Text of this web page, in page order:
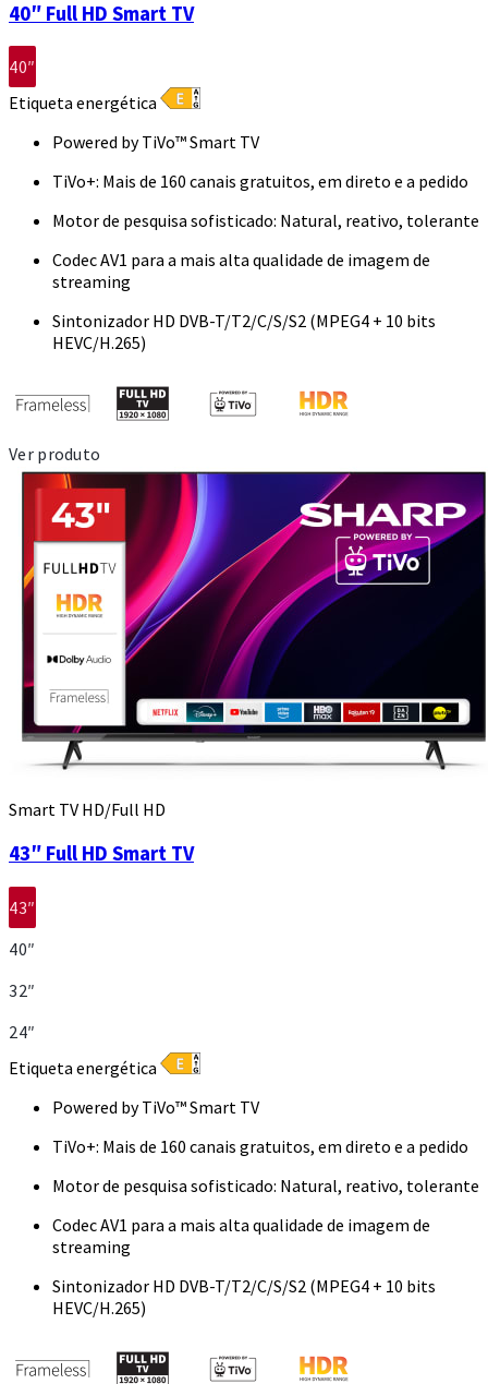
40″ Full HD Smart TV
40″
Etiqueta energética
Powered by TiVo™ Smart TV
TiVo+: Mais de 160 canais gratuitos, em direto e a pedido
Motor de pesquisa sofisticado: Natural, reativo, tolerante
Codec AV1 para a mais alta qualidade de imagem de
streaming
Sintonizador HD DVB-T/T2/C/S/S2 (MPEG4 + 10 bits
HEVC/H.265)
Ver produto
Smart TV HD/Full HD
43″ Full HD Smart TV
43″
40″
32″
24″
Etiqueta energética
Powered by TiVo™ Smart TV
TiVo+: Mais de 160 canais gratuitos, em direto e a pedido
Motor de pesquisa sofisticado: Natural, reativo, tolerante
Codec AV1 para a mais alta qualidade de imagem de
streaming
Sintonizador HD DVB-T/T2/C/S/S2 (MPEG4 + 10 bits
HEVC/H.265)